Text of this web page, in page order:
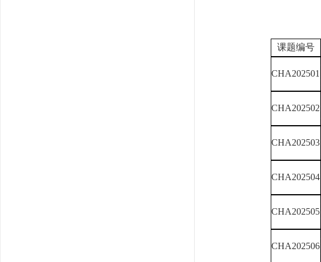
课题编号
CHA202501
CHA202502
CHA202503
CHA202504
CHA202505
CHA202506